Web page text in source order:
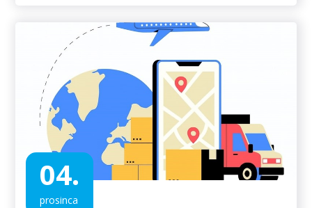
04.
prosinca